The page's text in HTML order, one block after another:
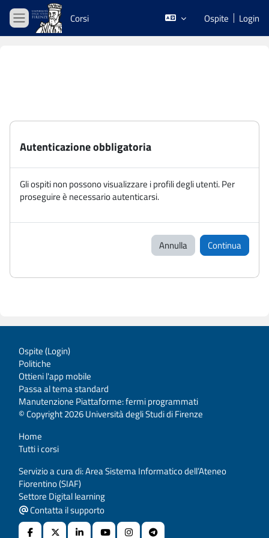
Vai al contenuto principale
Pannello laterale
Corsi Ospite Login
Autenticazione obbligatoria
Gli ospiti non possono visualizzare i profili degli utenti. Per
proseguire è necessario autenticarsi.
Annulla Continua
Ospite (Login)
Politiche
Ottieni l'app mobile
Passa al tema standard
Manutenzione Piattaforme: fermi programmati
© Copyright 2026 Università degli Studi di Firenze
Home
Tutti i corsi
Servizio a cura di: Area Sistema Informatico dell’Ateneo
Fiorentino (SIAF)
Settore Digital learning
Contatta il supporto